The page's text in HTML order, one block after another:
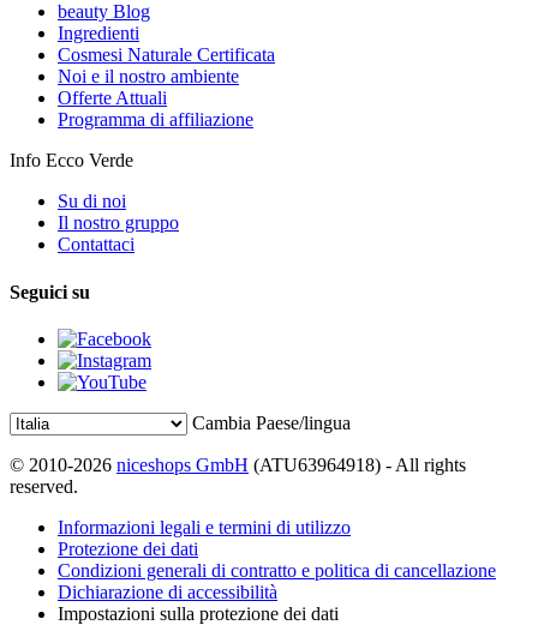
beauty Blog
Ingredienti
Cosmesi Naturale Certificata
Noi e il nostro ambiente
Offerte Attuali
Programma di affiliazione
Info Ecco Verde
Su di noi
Il nostro gruppo
Contattaci
Seguici su
Cambia Paese/lingua
© 2010-2026 niceshops GmbH (ATU63964918) - All rights
reserved.
Informazioni legali e termini di utilizzo
Protezione dei dati
Condizioni generali di contratto e politica di cancellazione
Dichiarazione di accessibilità
Impostazioni sulla protezione dei dati